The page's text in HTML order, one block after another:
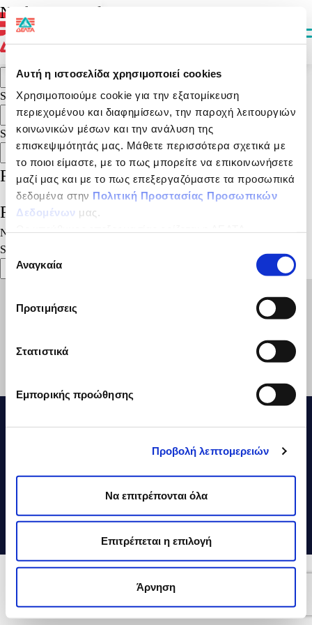
Αυτή η ιστοσελίδα χρησιμοποιεί cookies
Χρησιμοποιούμε cookie για την εξατομίκευση
περιεχομένου και διαφημίσεων, την παροχή λειτουργιών
κοινωνικών μέσων και την ανάλυση της
επισκεψιμότητάς μας. Μάθετε περισσότερα σχετικά με
το ποιοι είμαστε, με το πως μπορείτε να επικοινωνήσετε
μαζί μας και με το πως επεξεργαζόμαστε τα προσωπικά
δεδομένα στην Πολιτική Προστασίας Προσωπικών
Δεδομένων μας.
Επιλογή
συγκατάθεσης
Αναγκαία
Προτιμήσεις
Στατιστικά
Εμπορικής προώθησης
Προβολή λεπτομερειών
Να επιτρέπονται όλα
Επιτρέπεται η επιλογή
Άρνηση
Nothing Found
It seems we can’t find what you’re looking for. Perhaps searching can
help.
Search for:
Search
Search
Search
Search
Search
Recent Posts
Recent Comments
No comments to show.
Search
Social Media
DELTA © 2026
ESG Reports
Craft by MRM//McCann